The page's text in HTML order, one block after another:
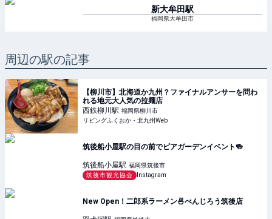
新大牟田駅
福岡県大牟田市
周辺の駅の記事
【柳川市】北海道か九州？ファイナルアンサーを問わ
れる地元大人気の拉麺店
西鉄柳川駅 福岡県柳川市
リビングふくおか・北九州Web
筑後船小屋駅の目の前でビアガーデンイベント🍻
筑後船小屋駅 福岡県筑後市
筑後市観光協会
Instagram
New Open！二郎系ラーメン🍜べんじろう筑後店